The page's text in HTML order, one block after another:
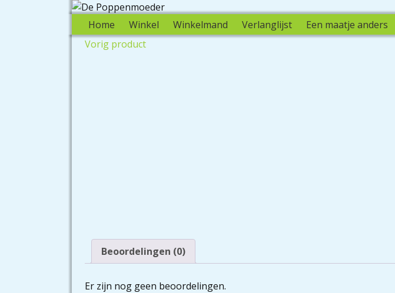
Home Winkel Winkelmand Verlanglijst Een maatje anders
Vorig product
Beoordelingen (0)
Er zijn nog geen beoordelingen.